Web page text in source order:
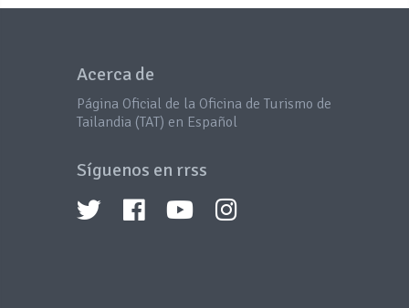
Acerca de
Página Oficial de la Oficina de Turismo de
Tailandia (TAT) en Español
Síguenos en rrss